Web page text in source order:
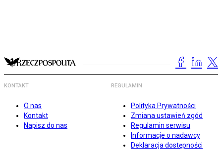
KONTAKT
O nas
Kontakt
Napisz do nas
REGULAMIN
Polityka Prywatności
Zmiana ustawień zgód
Regulamin serwisu
Informacje o nadawcy
Deklaracja dostępności